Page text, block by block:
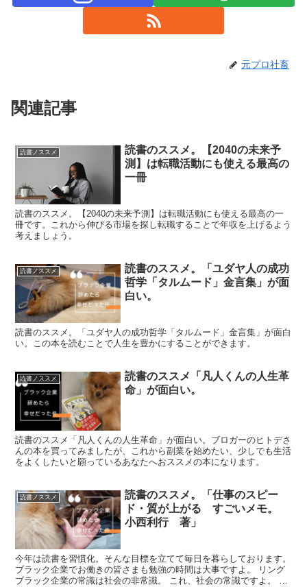
元プロ社畜
関連記事
読書ノススメ
読書のススメ。【2040の未来予
測】は転職活動にも使える最高の
一冊
読書のススメ。【2040の未来予測】は転職活動にも使える最高の一
冊です。これから伸びる市場を探し転職することで年収を上げるよう
考えましょう。
読書ノススメ
読書のススメ。「ユダヤ人の成功
哲学「タルムード」金言集」が面
白い。
読書のススメ。「ユダヤ人の成功哲学「タルムード」金言集」が面白
い。この本を読むことで人生を豊かにすることができます。
読書ノススメ
読書のススメ「凡人くんの人生革
命」が面白い。
読書のススメ「凡人くんの人生革命」が面白い。ブロガーのヒトデさ
んの本を買ってみましたが、これから副業を始めたい、少しでも生活
をよくしたいと願っているあなたへおススメの本になります。
読書ノススメ
読書のススメ。「仕事のスピー
ド・質が上がる すごいメモ。
小西利行 著」
今年は読書を習慣化。そんな目標を立てて毎日を暮らしております。
ブラック企業でお働きの皆さまも勉強の時間は大事ですよ。 リング
ブラック企業の常識は社会の非常識。 これ、社会の常識ですよ。 と